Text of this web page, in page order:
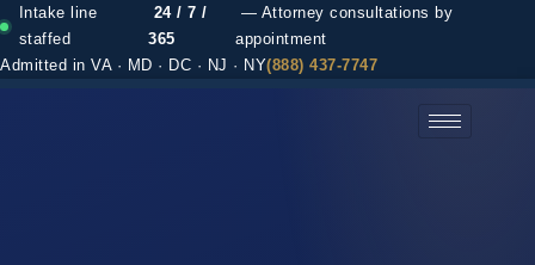
Intake line
staffed
24 / 7 /
365
— Attorney consultations by
appointment
Admitted in VA · MD · DC · NJ · NY(888) 437-7747